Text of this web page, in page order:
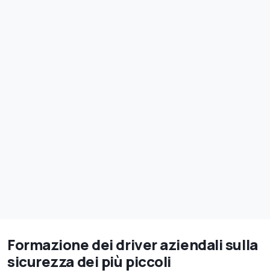
Formazione dei driver aziendali sulla
sicurezza dei più piccoli